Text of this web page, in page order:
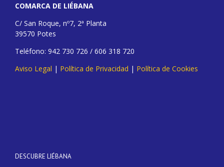
COMARCA DE LIÉBANA
C/ San Roque, nº7, 2ª Planta
39570 Potes
Teléfono: 942 730 726 / 606 318 720
Aviso Legal | Política de Privacidad | Política de Cookies
DESCUBRE LIÉBANA